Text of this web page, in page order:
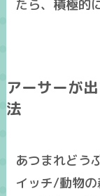
たら、積極的
アーサーが
法
あつまれどう
イッチ/動物